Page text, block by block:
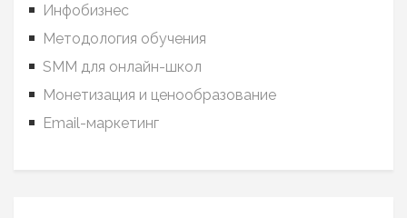
Инфобизнес
Методология обучения
SMM для онлайн-школ
Монетизация и ценообразование
Email-маркетинг